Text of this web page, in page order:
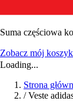
Suma częściowa
Zobacz mój koszyk
Loading...
Strona
/ Veste